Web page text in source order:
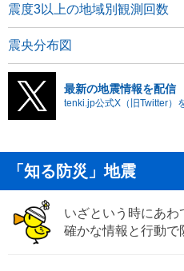
震度3以上の地域別観測回数
震央分布図
最新の地震情報を配信
tenki.jp公式X（旧Twitter）
「知る防災」地震
いざという時にあわ
確かな情報と行動で